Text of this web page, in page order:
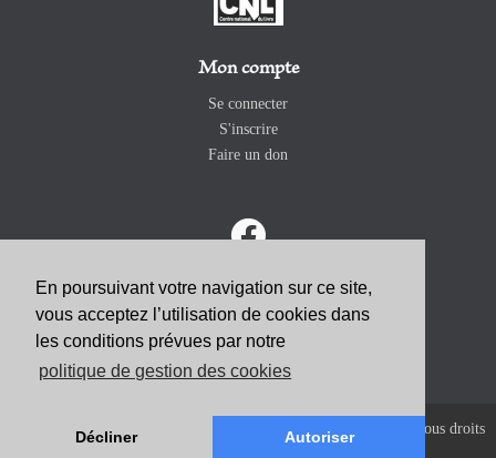
En poursuivant votre navigation sur ce site,
vous acceptez l’utilisation de cookies dans
les conditions prévues par notre
politique de gestion des cookies
Décliner Autoriser
Mon compte
Se connecter
S'inscrire
Faire un don
ABONNEZ-VOUS
Copyright 2026 Revue Catholique Internationale COMMUNIO. Tous droits